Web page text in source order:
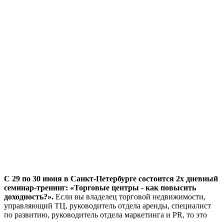
С 29 по 30 июня в Санкт-Петербурге состоится 2х дневный
семинар-тренинг: «Торговые центры - как повысить
доходность?». Если вы владелец торговой недвижимости,
управляющий ТЦ, руководитель отдела аренды, специалист
по развитию, руководитель отдела маркетинга и PR, то это